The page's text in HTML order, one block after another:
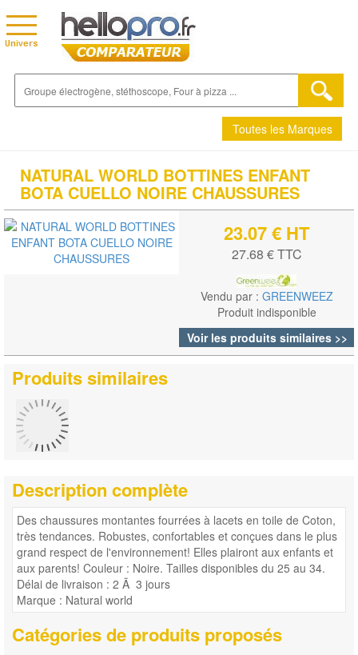
Toutes les Marques
NATURAL WORLD BOTTINES ENFANT
BOTA CUELLO NOIRE CHAUSSURES
23.07 € HT
27.68 € TTC
Vendu par : GREENWEEZ
Produit indisponible
Voir les produits similaires >>
Produits similaires
Description complète
Des chaussures montantes fourrées à lacets en toile de Coton,
très tendances. Robustes, confortables et conçues dans le plus
grand respect de l'environnement! Elles plairont aux enfants et
aux parents! Couleur : Noire. Tailles disponibles du 25 au 34.
Délai de livraison : 2 Ã 3 jours
Marque : Natural world
Catégories de produits proposés